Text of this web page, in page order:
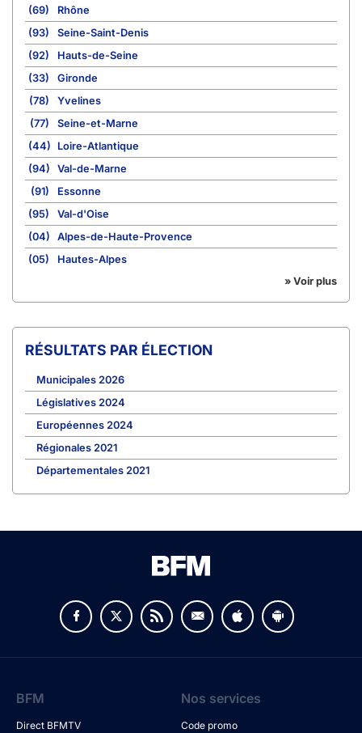
(69)
Rhône
(93)
Seine-Saint-Denis
(92)
Hauts-de-Seine
(33)
Gironde
(78)
Yvelines
(77)
Seine-et-Marne
(44)
Loire-Atlantique
(94)
Val-de-Marne
(91)
Essonne
(95)
Val-d'Oise
(04)
Alpes-de-Haute-Provence
(05)
Hautes-Alpes
» Voir plus
RÉSULTATS PAR ÉLECTION
Municipales 2026
Législatives 2024
Européennes 2024
Régionales 2021
Départementales 2021
BFM
Direct BFMTV
Nos services
Code promo